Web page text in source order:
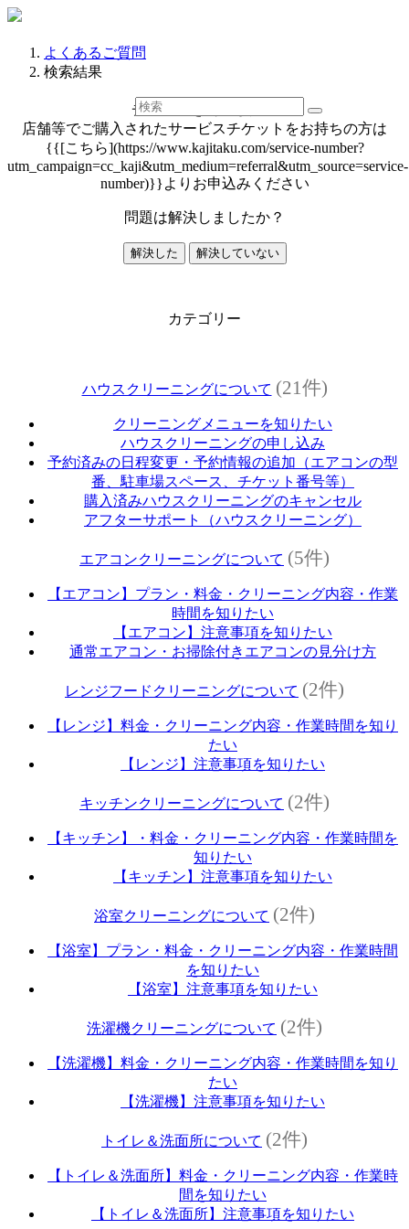
よくあるご質問
検索結果
チケットを利用したい
店舗等でご購入されたサービスチケットをお持ちの方は
{{[こちら](https://www.kajitaku.com/service-number?
utm_campaign=cc_kaji&utm_medium=referral&utm_source=service-
number)}}よりお申込みください
問題は解決しましたか？
解決した 解決していない
カテゴリー
ハウスクリーニングについて (21件)
クリーニングメニューを知りたい
ハウスクリーニングの申し込み
予約済みの日程変更・予約情報の追加（エアコンの型
番、駐車場スペース、チケット番号等）
購入済みハウスクリーニングのキャンセル
アフターサポート（ハウスクリーニング）
エアコンクリーニングについて (5件)
【エアコン】プラン・料金・クリーニング内容・作業
時間を知りたい
【エアコン】注意事項を知りたい
通常エアコン・お掃除付きエアコンの見分け方
レンジフードクリーニングについて (2件)
【レンジ】料金・クリーニング内容・作業時間を知り
たい
【レンジ】注意事項を知りたい
キッチンクリーニングについて (2件)
【キッチン】・料金・クリーニング内容・作業時間を
知りたい
【キッチン】注意事項を知りたい
浴室クリーニングについて (2件)
【浴室】プラン・料金・クリーニング内容・作業時間
を知りたい
【浴室】注意事項を知りたい
洗濯機クリーニングについて (2件)
【洗濯機】料金・クリーニング内容・作業時間を知り
たい
【洗濯機】注意事項を知りたい
トイレ＆洗面所について (2件)
【トイレ＆洗面所】料金・クリーニング内容・作業時
間を知りたい
【トイレ＆洗面所】注意事項を知りたい